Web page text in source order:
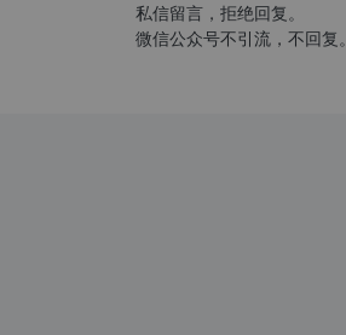
私信留言，拒绝回复。
微信公众号不引流，不回复。